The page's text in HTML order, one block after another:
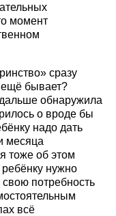
момент
сразу
ещё бывает?
обнаружила
о вроде бы
надо дать
месяца
тоже об этом
ребёнку нужно
потребность
всё